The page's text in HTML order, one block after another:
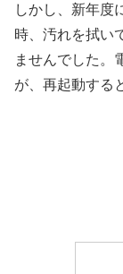
しかし、新年度
時、汚れを拭い
ませんでした。
が、再起動する